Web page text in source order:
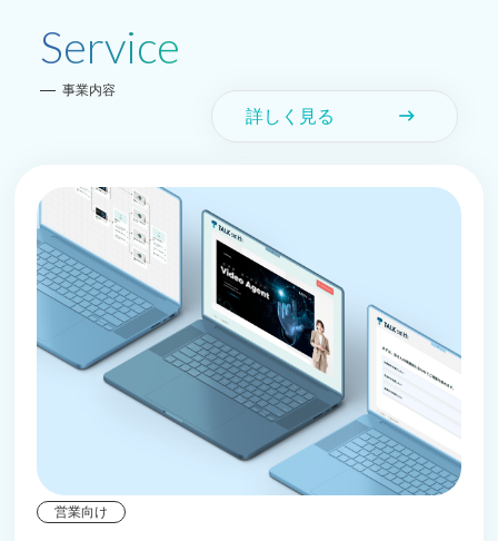
Service
事業内容
詳しく見る east
営業向け